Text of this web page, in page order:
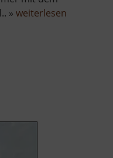
» weiterlesen